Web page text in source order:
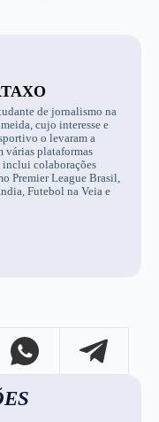
de jornalismo na
cujo interesse e
o levaram a
várias plataformas
inclui colaborações
Premier League Brasil,
Futebol na Veia e